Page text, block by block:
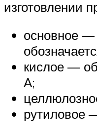
изготовлении
основное —
кислое —
А;
рутиловое